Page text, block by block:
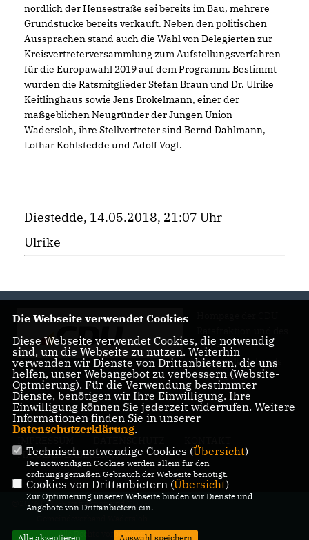
nördlich der Hensestraße sei bereits im Bau, mehrere
Grundstücke bereits verkauft. Neben den politischen
Aussprachen stand auch die Wahl von Delegierten zur
Kreisvertreterversammlung zum Aufstellungsverfahren
für die Europawahl 2019 auf dem Programm. Bestimmt
wurden die Ratsmitglieder Stefan Braun und Dr. Ulrike
Keitlinghaus sowie Jens Brökelmann, einer der
maßgeblichen Neugründer der Jungen Union
Wadersloh, ihre Stellvertreter sind Bernd Dahlmann,
Lothar Kohlstedde und Adolf Vogt.
Diestedde, 14.05.2018, 21:07 Uhr
Ulrike
CDU-
Gemeindeverbands
Wadersloh
MITGLIEDERBEREICH
@2026 CDU-Ratsfraktion und CDU-
Alle Rechte vorbehalten.
Die Webseite verwendet Cookies
Diese Webseite verwendet Cookies, die notwendig
sind, um die Webseite zu nutzen. Weiterhin
verwenden wir Dienste von Drittanbietern, die uns
helfen, unser Webangebot zu verbessern (Website-
Optmierung). Für die Verwendung bestimmter
Dienste, benötigen wir Ihre Einwilligung. Ihre
Einwilligung können Sie jederzeit widerrufen. Weitere
Informationen finden Sie in unserer
Datenschutzerklärung.
Technisch notwendige Cookies (Übersicht)
Die notwendigen Cookies werden allein für den
ordnungsgemäßen Gebrauch der Webseite benötigt.
Cookies von Drittanbietern (Übersicht)
Zur Optimierung unserer Webseite binden wir Dienste und
Angebote von Drittanbietern ein.
Alle akzeptieren Auswahl speichern